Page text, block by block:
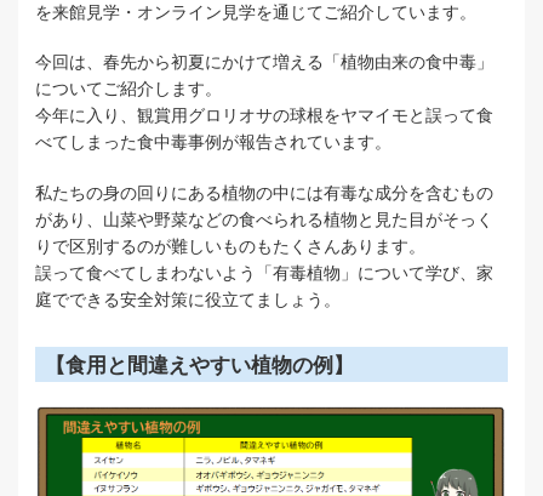
を来館見学・オンライン見学を通じてご紹介しています。
今回は、春先から初夏にかけて増える「植物由来の食中毒」
についてご紹介します。
今年に入り、観賞用グロリオサの球根をヤマイモと誤って食
べてしまった食中毒事例が報告されています。
私たちの身の回りにある植物の中には有毒な成分を含むもの
があり、山菜や野菜などの食べられる植物と見た目がそっく
りで区別するのが難しいものもたくさんあります。
誤って食べてしまわないよう
「有毒植物」について学び、家
庭でできる安全対策に役立てましょう。
【食用と間違えやすい植物の例】